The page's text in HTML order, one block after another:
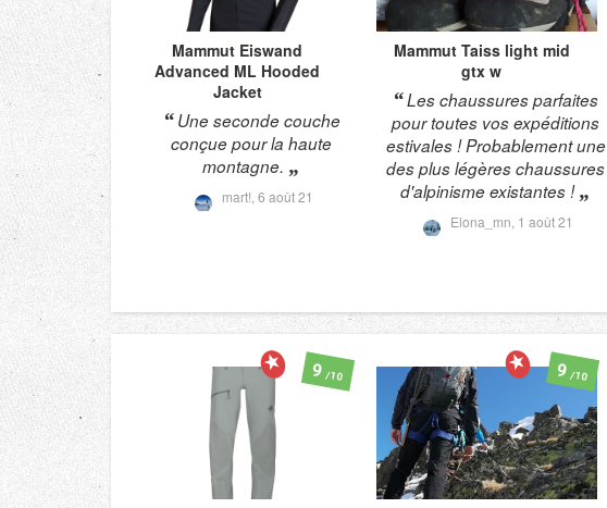
Mammut Eiswand
Advanced ML Hooded
Jacket
Une seconde couche
conçue pour la haute
montagne.
mart!, 6 août 21
Mammut Taiss light mid
gtx w
Les chaussures parfaites
pour toutes vos expéditions
estivales ! Probablement une
des plus légères chaussures
d'alpinisme existantes !
Elona_mn, 1 août 21
9/10 9/10